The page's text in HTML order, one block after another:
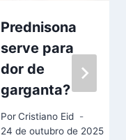
Prednisona
serve para
dor de
garganta?
PorCristiano Eid
24 de outubro de 2025